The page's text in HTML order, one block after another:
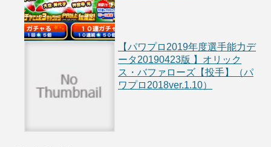
【パワプロ2019年度選手能力デ
ータ20190423版 】オリック
ス・バファローズ【投手】（パ
ワプロ2018ver.1.10）